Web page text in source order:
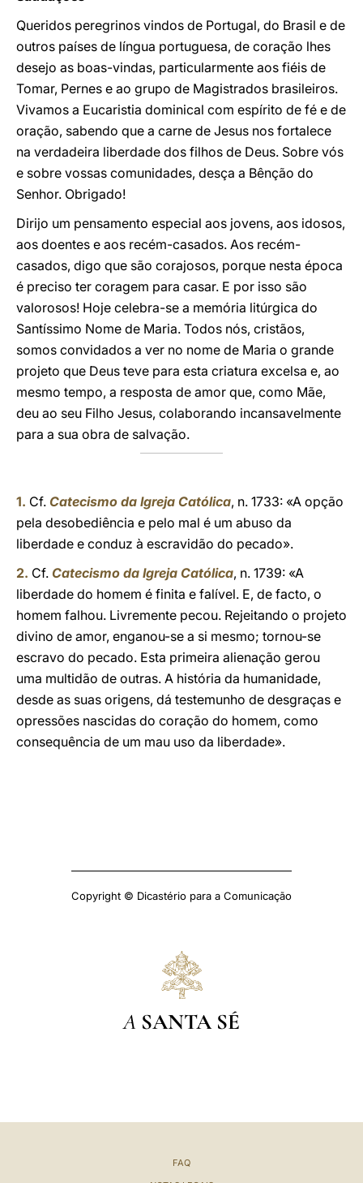
Queridos peregrinos vindos de Portugal, do Brasil e de
outros países de língua portuguesa, de coração lhes
desejo as boas-vindas, particularmente aos fiéis de
Tomar, Pernes e ao grupo de Magistrados brasileiros.
Vivamos a Eucaristia dominical com espírito de fé e de
oração, sabendo que a carne de Jesus nos fortalece
na verdadeira liberdade dos filhos de Deus. Sobre vós
e sobre vossas comunidades, desça a Bênção do
Senhor. Obrigado!
Dirijo um pensamento especial aos jovens, aos idosos,
aos doentes e aos recém-casados. Aos recém-
casados, digo que são corajosos, porque nesta época
é preciso ter coragem para casar. E por isso são
valorosos! Hoje celebra-se a memória litúrgica do
Santíssimo Nome de Maria. Todos nós, cristãos,
somos convidados a ver no nome de Maria o grande
projeto que Deus teve para esta criatura excelsa e, ao
mesmo tempo, a resposta de amor que, como Mãe,
deu ao seu Filho Jesus, colaborando incansavelmente
para a sua obra de salvação.
1. Cf. Catecismo da Igreja Católica, n. 1733: «A opção
pela desobediência e pelo mal é um abuso da
liberdade e conduz à escravidão do pecado».
2. Cf. Catecismo da Igreja Católica, n. 1739: «A
liberdade do homem é finita e falível. E, de facto, o
homem falhou. Livremente pecou. Rejeitando o projeto
divino de amor, enganou-se a si mesmo; tornou-se
escravo do pecado. Esta primeira alienação gerou
uma multidão de outras. A história da humanidade,
desde as suas origens, dá testemunho de desgraças e
opressões nascidas do coração do homem, como
consequência de um mau uso da liberdade».
Copyright © Dicastério para a Comunicação
A SANTA SÉ
FAQ